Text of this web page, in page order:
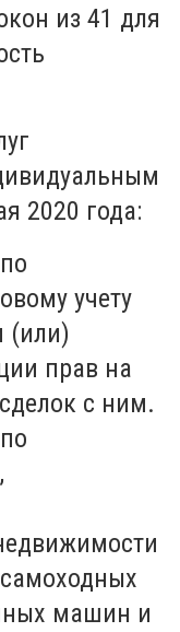
из 41 для
2020 года:
учету
(или)
прав на
с ним.
машин и